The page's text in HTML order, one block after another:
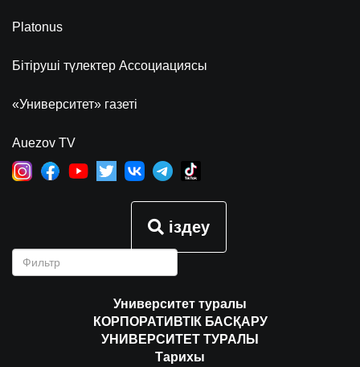
Platonus
Бітіруші түлектер Ассоциациясы
«Университет» газеті
Auezov TV
іздеу
Университет туралы
КОРПОРАТИВТІК БАСҚАРУ
УНИВЕРСИТЕТ ТУРАЛЫ
Тарихы